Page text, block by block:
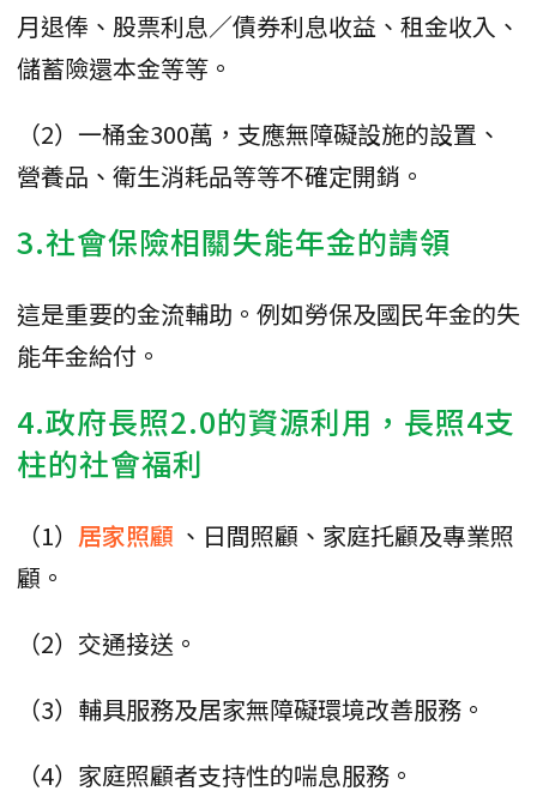
月退俸、股票利息／債券利息收益、租金收入、
儲蓄險還本金等等。
（2）一桶金300萬，支應無障礙設施的設置、
營養品、衛生消耗品等等不確定開銷。
3.社會保險相關失能年金的請領
這是重要的金流輔助。例如勞保及國民年金的失
能年金給付。
4.政府長照2.0的資源利用，長照4支
柱的社會福利
（1） 居家照顧 、日間照顧、家庭托顧及專業照
顧。
（2）交通接送。
（3）輔具服務及居家無障礙環境改善服務。
（4）家庭照顧者支持性的喘息服務。